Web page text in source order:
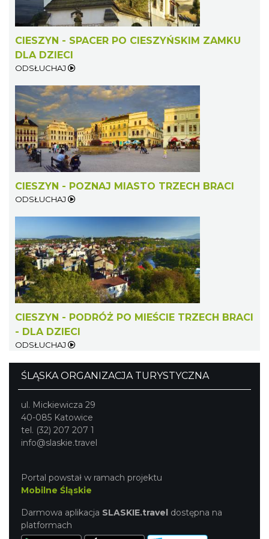
LOVE SONGS-historie miłosne zapisane w
muzyce
0.25 km
Cieszyn
Patroni cieszyńskich ulic - wystawa
Cieszyn
lecia Muzeum Drukarstwa w Cieszynie
Cieszyn
CIESZYN - SPACER PO CIESZYŃSKIM ZAMKU
DLA DZIECI
ODSŁUCHAJ
CIESZYN - POZNAJ MIASTO TRZECH BRACI
ODSŁUCHAJ
CIESZYN - PODRÓŻ PO MIEŚCIE TRZECH BRACI
- DLA DZIECI
ODSŁUCHAJ
ŚLĄSKA ORGANIZACJA TURYSTYCZNA
ul. Mickiewicza 29
40-085 Katowice
tel. (32) 207 207 1
info@slaskie.travel
Portal powstał w ramach projektu
Mobilne Śląskie
Darmowa aplikacja SLASKIE.travel dostępna na
platformach